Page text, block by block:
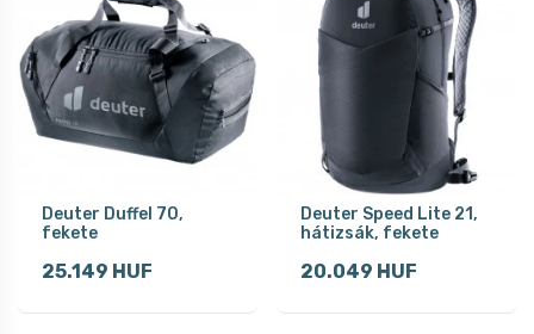
Deuter Duffel 70,
fekete
25.149 HUF
Deuter Speed Lite 21,
hátizsák, fekete
20.049 HUF